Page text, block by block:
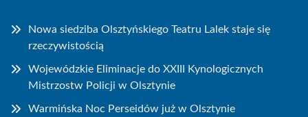
Nowa siedziba Olsztyńskiego Teatru Lalek staje się
rzeczywistością
Wojewódzkie Eliminacje do XXIII Kynologicznych
Mistrzostw Policji w Olsztynie
Warmińska Noc Perseidów już w Olsztynie